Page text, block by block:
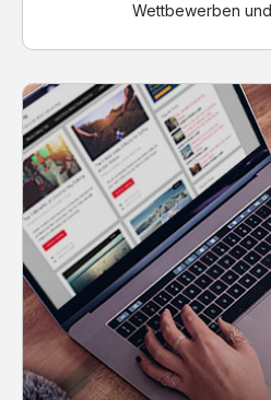
Wettbewerben